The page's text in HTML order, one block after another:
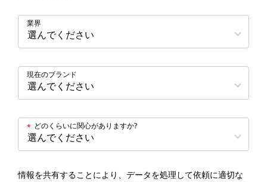
業界
現在のブランド
どのくらいに関心がありますか?
*
情報を共有することにより、データを処理して依頼に適切な